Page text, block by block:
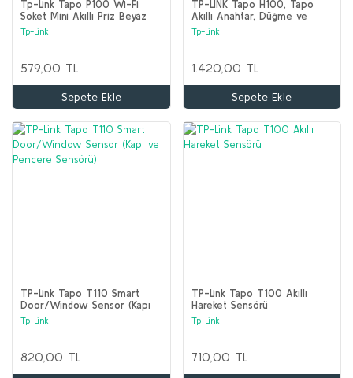
Tp-Link Tapo P100 Wi-Fi
Soket Mini Akıllı Priz Beyaz
Tp-Link
579,00 TL
Sepete Ekle
TP-LINK Tapo H100, Tapo
Akıllı Anahtar, Düğme ve
Sensörle Çalışır, 64 Cihaza
Kadar, Tapo Akıllı Hub
Tp-Link
1.420,00 TL
Sepete Ekle
TP-Link Tapo T110 Smart
Door/Window Sensor (Kapı
ve Pencere Sensörü)
Tp-Link
820,00 TL
TP-Link Tapo T100 Akıllı
Hareket Sensörü
Tp-Link
710,00 TL